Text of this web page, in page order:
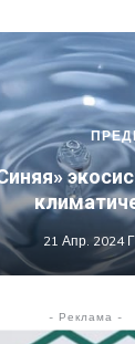
21 Апр. 2024 Г.
- Реклама -